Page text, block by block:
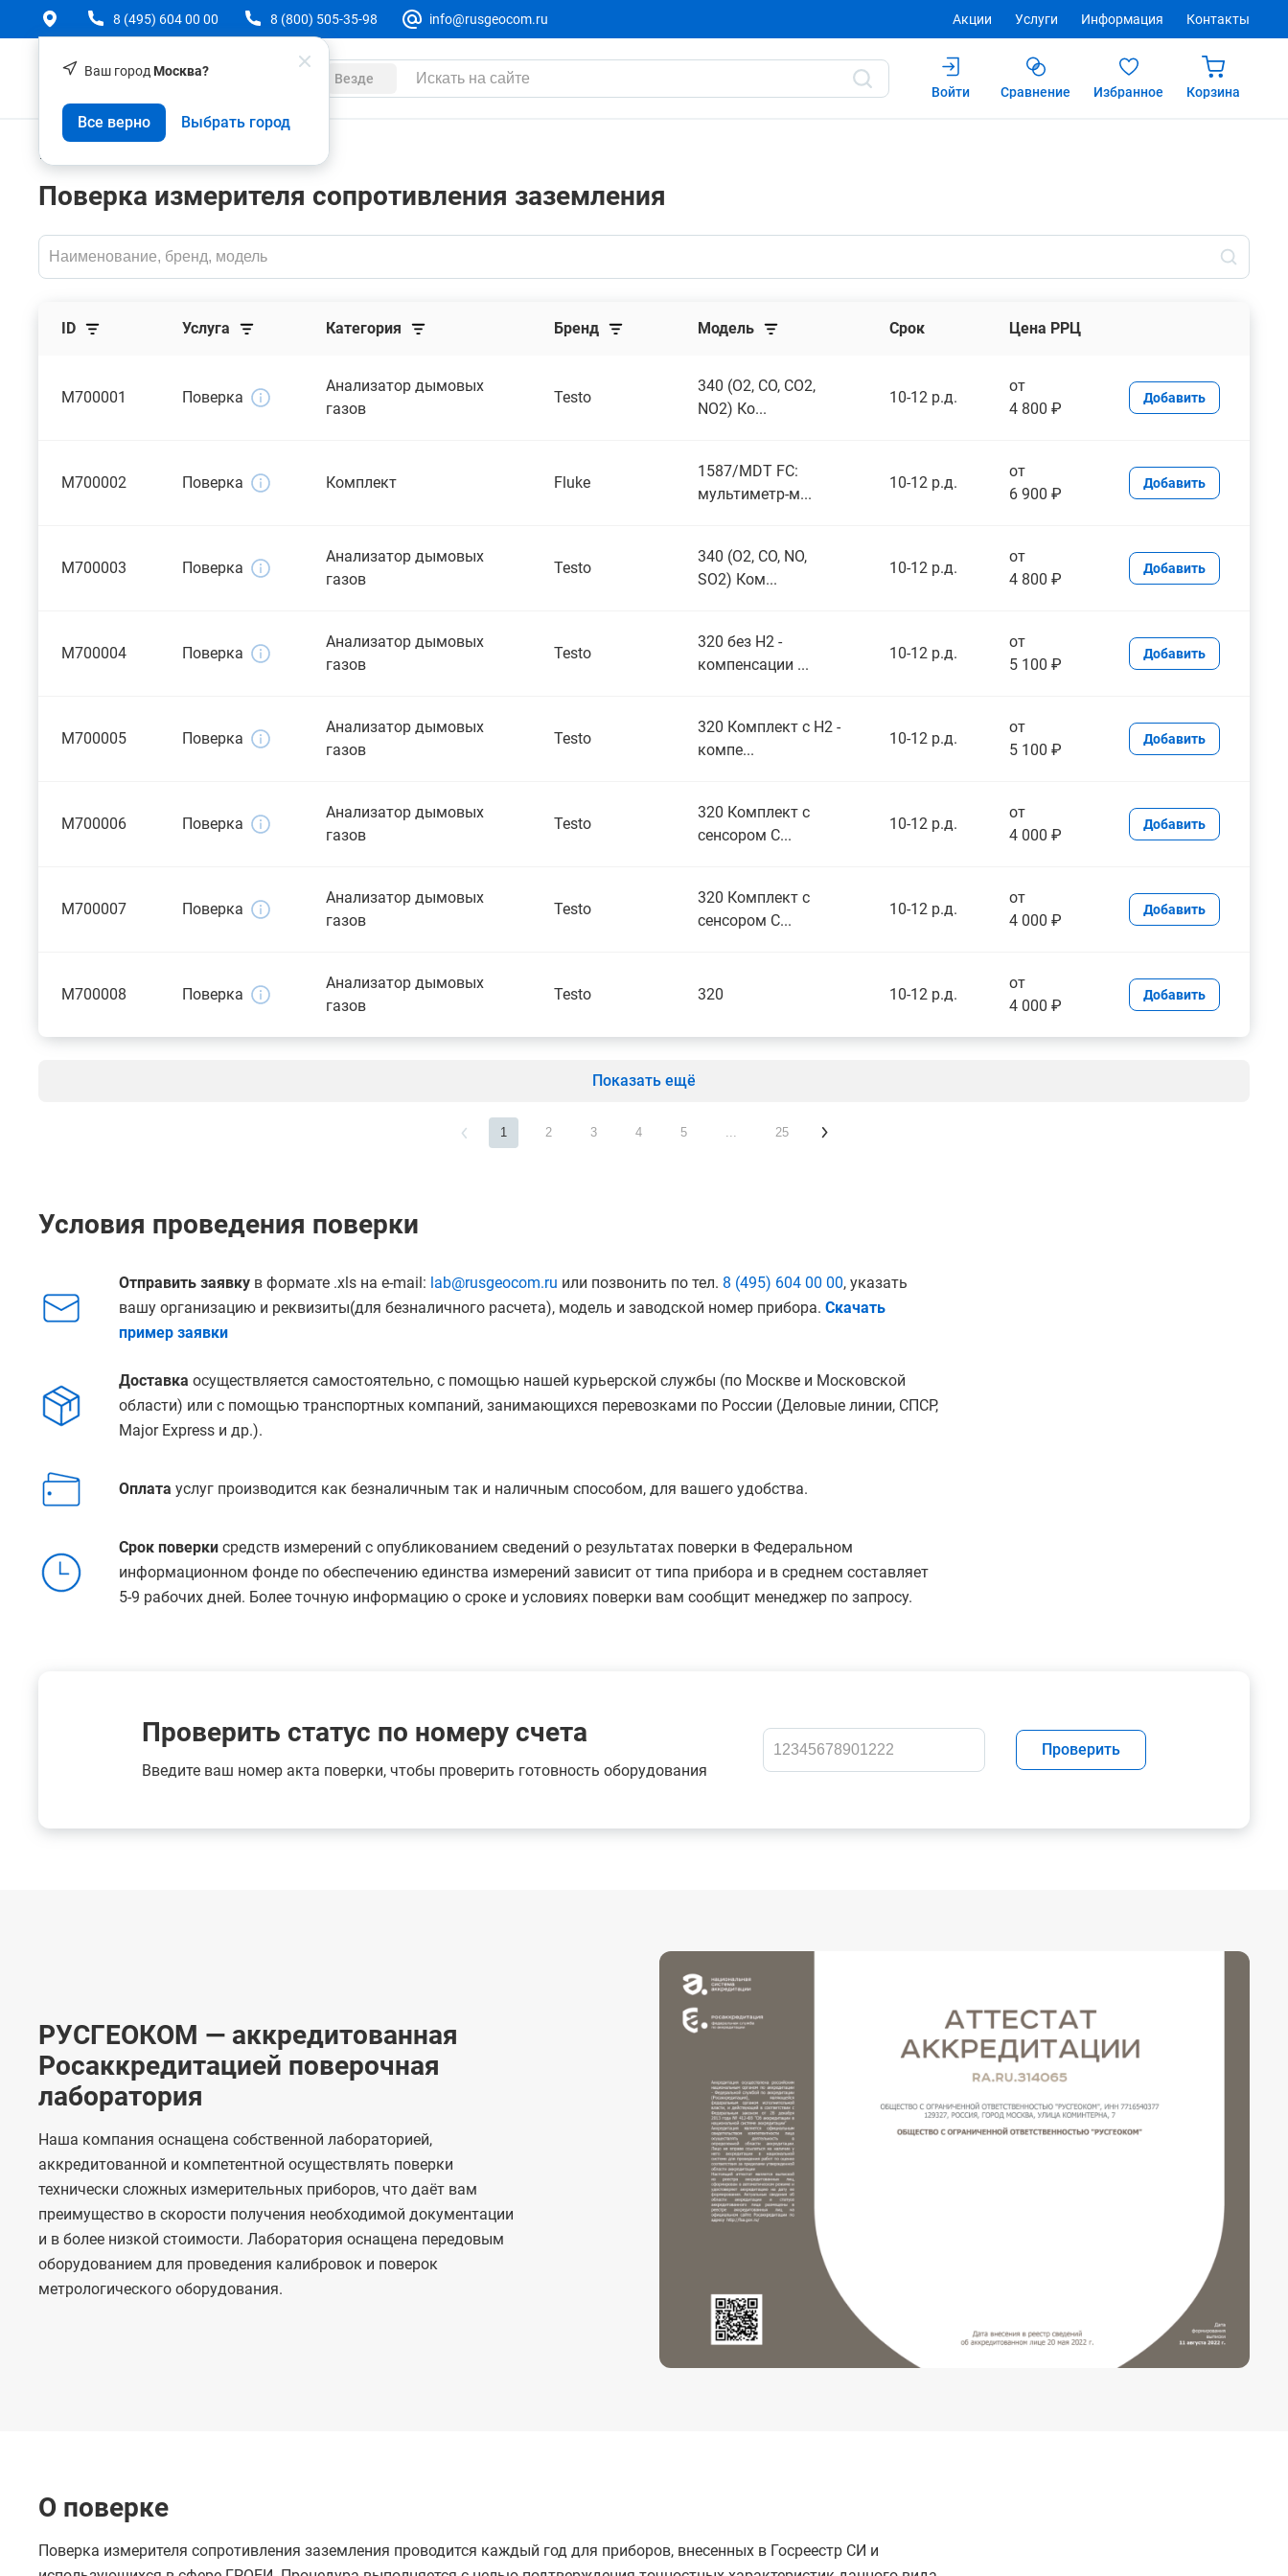
Ваш город Москва?
Все верно Выбрать город
8 (495) 604 00 00 8 (800) 505-35-98 info@rusgeocom.ru Акции Услуги Информация Контакты
Везде
Войти
Сравнение Избранное Корзина
Услуги
Поверка измерителя сопротивления заземления
ID Услуга Категория Бренд Модель Срок Цена РРЦ
M700001 Поверка
Анализатор дымовых
газов
Testo
340 (O2, CO, CO2,
NO2) Ко...
10-12 р.д.
от
4 800 ₽
Добавить
M700002 Поверка Комплект Fluke
1587/MDT FC:
мультиметр-м...
10-12 р.д.
от
6 900 ₽
Добавить
M700003 Поверка
Анализатор дымовых
газов
Testo
340 (O2, CO, NO,
SO2) Ком...
10-12 р.д.
от
4 800 ₽
Добавить
M700004 Поверка
Анализатор дымовых
газов
Testo
320 без H2 -
компенсации ...
10-12 р.д.
от
5 100 ₽
Добавить
M700005 Поверка
Анализатор дымовых
газов
Testo
320 Комплект с H2 -
компе...
10-12 р.д.
от
5 100 ₽
Добавить
M700006 Поверка
Анализатор дымовых
газов
Testo
320 Комплект с
сенсором С...
10-12 р.д.
от
4 000 ₽
Добавить
M700007 Поверка
Анализатор дымовых
газов
Testo
320 Комплект с
сенсором С...
10-12 р.д.
от
4 000 ₽
Добавить
M700008 Поверка
Анализатор дымовых
газов
Testo 320 10-12 р.д.
от
4 000 ₽
Добавить
Показать ещё
1 2 3 4 5 ... 25
Условия проведения поверки
Отправить заявку в формате .xls на e-mail: lab@rusgeocom.ru или позвонить по тел. 8 (495) 604 00 00, указать
вашу организацию и реквизиты(для безналичного расчета), модель и заводской номер прибора. Скачать
пример заявки
Доставка осуществляется самостоятельно, с помощью нашей курьерской службы (по Москве и Московской
области) или с помощью транспортных компаний, занимающихся перевозками по России (Деловые линии, СПСР,
Major Express и др.).
Оплата услуг производится как безналичным так и наличным способом, для вашего удобства.
Срок поверки средств измерений с опубликованием сведений о результатах поверки в Федеральном
информационном фонде по обеспечению единства измерений зависит от типа прибора и в среднем составляет
5-9 рабочих дней. Более точную информацию о сроке и условиях поверки вам сообщит менеджер по запросу.
Проверить статус по номеру счета
Введите ваш номер акта поверки, чтобы проверить готовность оборудования
Проверить
РУСГЕОКОМ — аккредитованная
Росаккредитацией поверочная
лаборатория
Наша компания оснащена собственной лабораторией,
аккредитованной и компетентной осуществлять поверки
технически сложных измерительных приборов, что даёт вам
преимущество в скорости получения необходимой документации
и в более низкой стоимости. Лаборатория оснащена передовым
оборудованием для проведения калибровок и поверок
метрологического оборудования.
О поверке
Поверка измерителя сопротивления заземления проводится каждый год для приборов, внесенных в Госреестр СИ и